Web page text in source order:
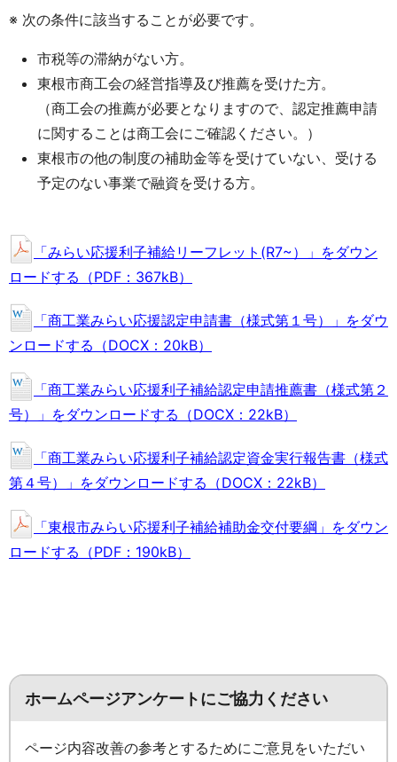
※ 次の条件に該当することが必要です。
市税等の滞納がない方。
東根市商工会の経営指導及び推薦を受けた方。
（商工会の推薦が必要となりますので、認定推薦申請
に関することは商工会にご確認ください。）
東根市の他の制度の補助金等を受けていない、受ける
予定のない事業で融資を受ける方。
「みらい応援利子補給リーフレット(R7~）」をダウン
ロードする（PDF：367kB）
「商工業みらい応援認定申請書（様式第１号）」をダウ
ンロードする（DOCX：20kB）
「商工業みらい応援利子補給認定申請推薦書（様式第２
号）」をダウンロードする（DOCX：22kB）
「商工業みらい応援利子補給認定資金実行報告書（様式
第４号）」をダウンロードする（DOCX：22kB）
「東根市みらい応援利子補給補助金交付要綱」をダウン
ロードする（PDF：190kB）
ホームページアンケートにご協力ください
ページ内容改善の参考とするためにご意見をいただい